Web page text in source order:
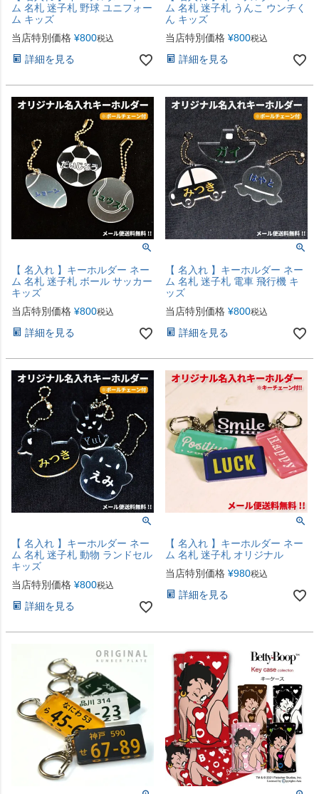
ム 名札 迷子札 野球 ユニフォー
ム キッズ
当店特別価格 ¥800税込
詳細を見る
ム 名札 迷子札 うんこ ウンチく
ん キッズ
当店特別価格 ¥800税込
詳細を見る
【 名入れ 】キーホルダー ネー
ム 名札 迷子札 ボール サッカー
キッズ
当店特別価格 ¥800税込
詳細を見る
【 名入れ 】キーホルダー ネー
ム 名札 迷子札 電車 飛行機 キ
ッズ
当店特別価格 ¥800税込
詳細を見る
【 名入れ 】キーホルダー ネー
ム 名札 迷子札 動物 ランドセル
キッズ
当店特別価格 ¥800税込
詳細を見る
【 名入れ 】キーホルダー ネー
ム 名札 迷子札 オリジナル
当店特別価格 ¥980税込
詳細を見る